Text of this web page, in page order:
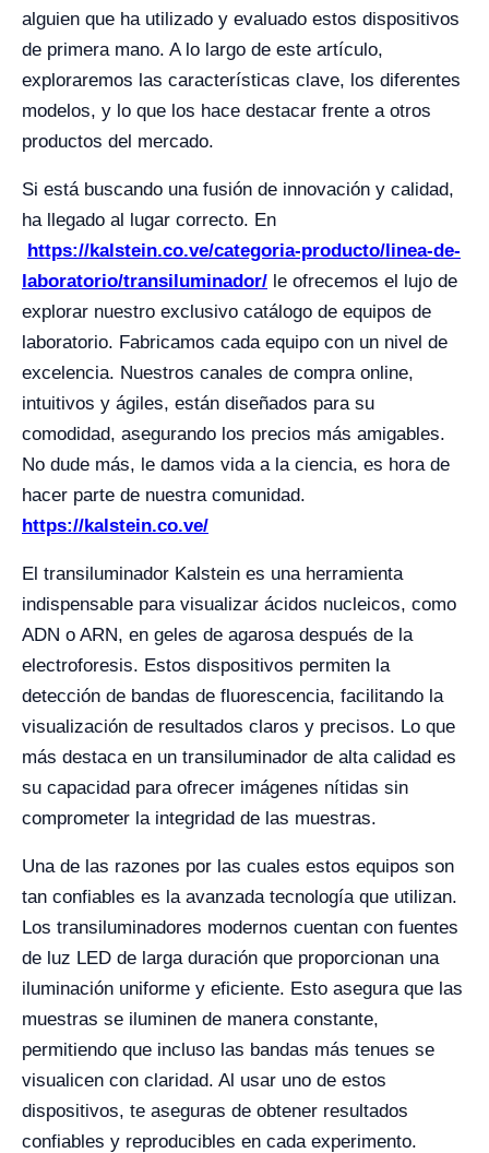
alguien que ha utilizado y evaluado estos dispositivos
de primera mano. A lo largo de este artículo,
exploraremos las características clave, los diferentes
modelos, y lo que los hace destacar frente a otros
productos del mercado.
Si está buscando una fusión de innovación y calidad,
ha llegado al lugar correcto. En
https://kalstein.co.ve/categoria-producto/linea-de-
laboratorio/transiluminador/ le ofrecemos el lujo de
explorar nuestro exclusivo catálogo de equipos de
laboratorio. Fabricamos cada equipo con un nivel de
excelencia. Nuestros canales de compra online,
intuitivos y ágiles, están diseñados para su
comodidad, asegurando los precios más amigables.
No dude más, le damos vida a la ciencia, es hora de
hacer parte de nuestra comunidad.
https://kalstein.co.ve/
El transiluminador Kalstein es una herramienta
indispensable para visualizar ácidos nucleicos, como
ADN o ARN, en geles de agarosa después de la
electroforesis. Estos dispositivos permiten la
detección de bandas de fluorescencia, facilitando la
visualización de resultados claros y precisos. Lo que
más destaca en un transiluminador de alta calidad es
su capacidad para ofrecer imágenes nítidas sin
comprometer la integridad de las muestras.
Una de las razones por las cuales estos equipos son
tan confiables es la avanzada tecnología que utilizan.
Los transiluminadores modernos cuentan con fuentes
de luz LED de larga duración que proporcionan una
iluminación uniforme y eficiente. Esto asegura que las
muestras se iluminen de manera constante,
permitiendo que incluso las bandas más tenues se
visualicen con claridad. Al usar uno de estos
dispositivos, te aseguras de obtener resultados
confiables y reproducibles en cada experimento.